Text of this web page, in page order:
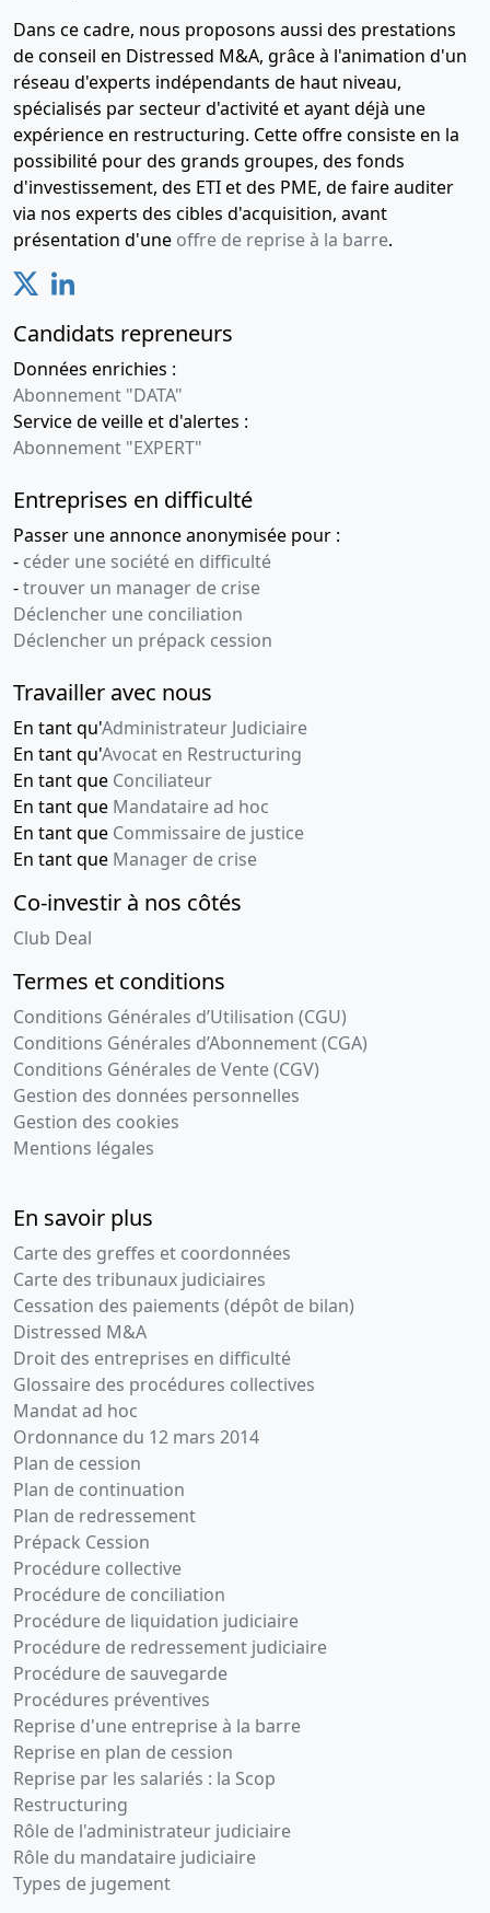
Dans ce cadre, nous proposons aussi des prestations
de conseil en Distressed M&A, grâce à l'animation d'un
réseau d'experts indépendants de haut niveau,
spécialisés par secteur d'activité et ayant déjà une
expérience en restructuring. Cette offre consiste en la
possibilité pour des grands groupes, des fonds
d'investissement, des ETI et des PME, de faire auditer
via nos experts des cibles d'acquisition, avant
présentation d'une offre de reprise à la barre.
Candidats repreneurs
Données enrichies :
Abonnement "DATA"
Service de veille et d'alertes :
Abonnement "EXPERT"
Entreprises en difficulté
Passer une annonce anonymisée pour :
- céder une société en difficulté
-trouver un manager de crise
Déclencher une conciliation
Déclencher un prépack cession
Travailler avec nous
En tant qu'Administrateur Judiciaire
En tant qu'Avocat en Restructuring
En tant que Conciliateur
En tant que Mandataire ad hoc
En tant que Commissaire de justice
En tant que Manager de crise
Co-investir à nos côtés
Club Deal
Termes et conditions
Conditions Générales d’Utilisation (CGU)
Conditions Générales d’Abonnement (CGA)
Conditions Générales de Vente (CGV)
Gestion des données personnelles
Gestion des cookies
Mentions légales
En savoir plus
Carte des greffes et coordonnées
Carte des tribunaux judiciaires
Cessation des paiements (dépôt de bilan)
Distressed M&A
Droit des entreprises en difficulté
Glossaire des procédures collectives
Mandat ad hoc
Ordonnance du 12 mars 2014
Plan de cession
Plan de continuation
Plan de redressement
Prépack Cession
Procédure collective
Procédure de conciliation
Procédure de liquidation judiciaire
Procédure de redressement judiciaire
Procédure de sauvegarde
Procédures préventives
Reprise d'une entreprise à la barre
Reprise en plan de cession
Reprise par les salariés : la Scop
Restructuring
Rôle de l'administrateur judiciaire
Rôle du mandataire judiciaire
Types de jugement